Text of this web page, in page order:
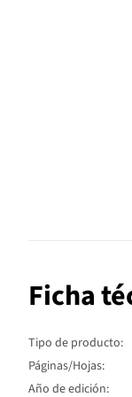
Ficha
Tipo de producto:
Páginas/Hojas:
Año de edición: